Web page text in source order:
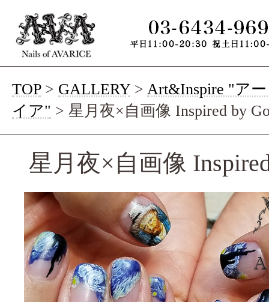
TOP> GALLERY > Art&Inspire "ア
イア" > 星月夜×自画像 Inspired by
星月夜×自画像